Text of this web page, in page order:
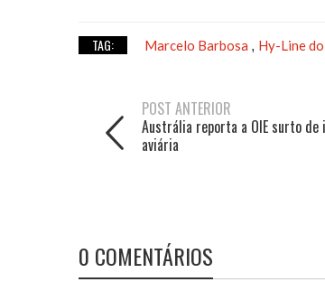
TAG: Marcelo Barbosa , Hy-Line
POST ANTERIOR
Austrália reporta a OIE surto de
aviária
0 COMENTÁRIOS